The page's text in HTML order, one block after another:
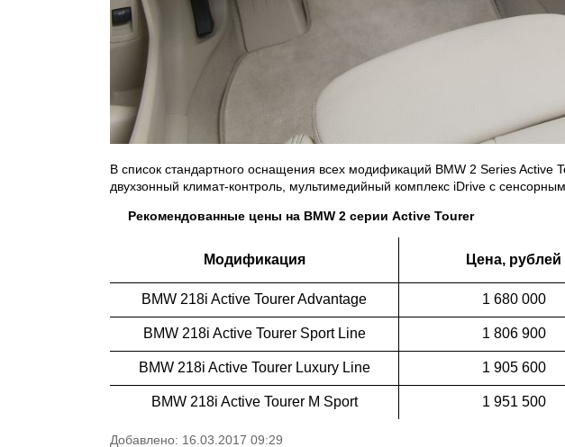
В список стандартного оснащения всех модификаций BMW 2 Series
двухзонный климат-контроль, мультимедийный комплекс iDrive с
Рекомендованные цены на BMW 2 серии Active Tourer
Модификация Цена, рублей
BMW 218i Active Tourer Advantage 1 680 000
BMW 218i Active Tourer Sport Line 1 806 900
BMW 218i Active Tourer Luxury Line 1 905 600
BMW 218i Active Tourer M Sport 1 951 500
Добавлено: 16.03.2017 09:29